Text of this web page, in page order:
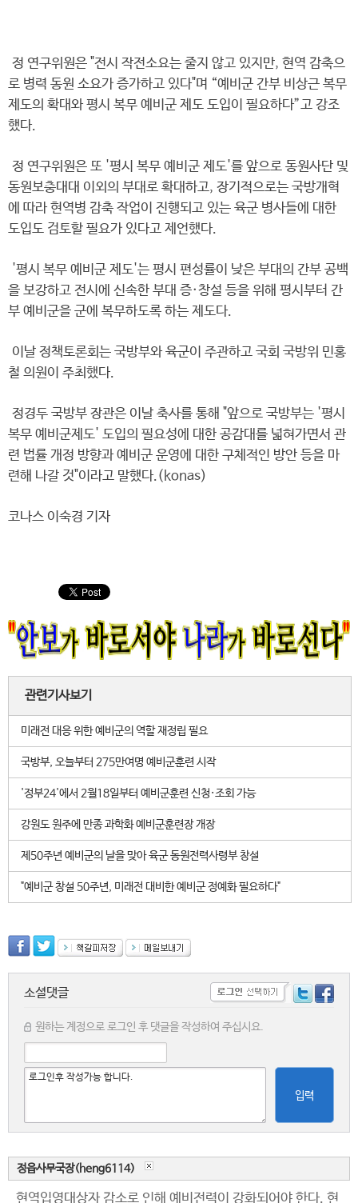
정 연구위원은 "전시 작전소요는 줄지 않고 있지만, 현역 감축으
로 병력 동원 소요가 증가하고 있다"며 “예비군 간부 비상근 복무
제도의 확대와 평시 복무 예비군 제도 도입이 필요하다”고 강조
했다.
정 연구위원은 또 '평시 복무 예비군 제도'를 앞으로 동원사단 및
동원보충대대 이외의 부대로 확대하고, 장기적으로는 국방개혁
에 따라 현역병 감축 작업이 진행되고 있는 육군 병사들에 대한
도입도 검토할 필요가 있다고 제언했다.
'평시 복무 예비군 제도'는 평시 편성률이 낮은 부대의 간부 공백
을 보강하고 전시에 신속한 부대 증·창설 등을 위해 평시부터 간
부 예비군을 군에 복무하도록 하는 제도다.
이날 정책토론회는 국방부와 육군이 주관하고 국회 국방위 민홍
철 의원이 주최했다.
정경두 국방부 장관은 이날 축사를 통해 "앞으로 국방부는 '평시
복무 예비군제도' 도입의 필요성에 대한 공감대를 넓혀가면서 관
련 법률 개정 방향과 예비군 운영에 대한 구체적인 방안 등을 마
련해 나갈 것"이라고 말했다.(konas)
코나스 이숙경 기자
관련기사보기
미래전 대응 위한 예비군의 역할 재정립 필요
국방부, 오늘부터 275만여명 예비군훈련 시작
'정부24'에서 2월18일부터 예비군훈련 신청·조회 가능
강원도 원주에 만종 과학화 예비군훈련장 개장
제50주년 예비군의 날을 맞아 육군 동원전력사령부 창설
"예비군 창설 50주년, 미래전 대비한 예비군 정예화 필요하다"
소셜댓글
원하는 계정으로 로그인 후 댓글을 작성하여 주십시요.
입력
정읍사무국장(heng6114)
현역입영대상자 감소로 인해 예비전력이 강화되어야 한다. 현